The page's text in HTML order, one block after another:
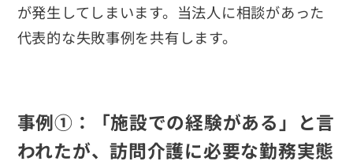
が発生してしまいます。当法人に相談があった
代表的な失敗事例を共有します。
事例①：「施設での経験がある」と言
われたが、訪問介護に必要な勤務実態